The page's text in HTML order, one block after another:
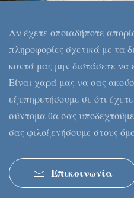
Αν έχετε οποιαδήποτε
πληροφορίες σχετικά με τα
κοντά μας μην διστάσετε να
Είναι χαρά μας να σας
εξυπηρετήσουμε σε ότι
σύντομα θα σας
σας φιλοξενήσουμε στους
Επικοινωνία